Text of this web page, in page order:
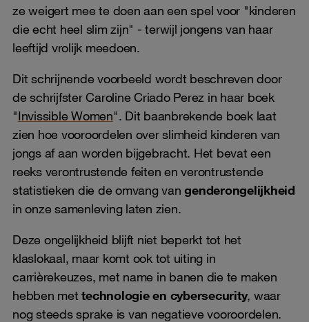
ze weigert mee te doen aan een spel voor "kinderen
die echt heel slim zijn" - terwijl jongens van haar
leeftijd vrolijk meedoen.
Dit schrijnende voorbeeld wordt beschreven door
de schrijfster Caroline Criado Perez in haar boek
"Invissible Women". Dit baanbrekende boek laat
zien hoe vooroordelen over slimheid kinderen van
jongs af aan worden bijgebracht. Het bevat een
reeks verontrustende feiten en verontrustende
statistieken die de omvang vangenderongelijkheid
in onze samenleving laten zien.
Deze ongelijkheid blijft niet beperkt tot het
klaslokaal, maar komt ook tot uiting in
carrièrekeuzes, met name in banen die te maken
hebben mettechnologie en cybersecurity, waar
nog steeds sprake is van negatieve vooroordelen.